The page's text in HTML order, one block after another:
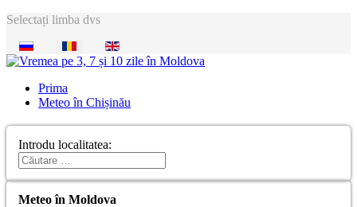
Selectați limba dvs
Prima
Meteo în Chișinău
Introdu localitatea:
Meteo în Moldova